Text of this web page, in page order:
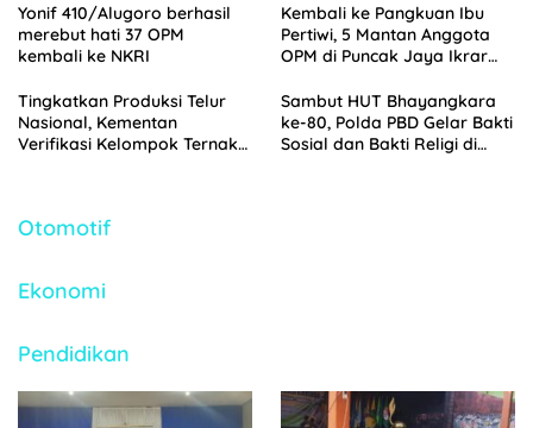
Yonif 410/Alugoro berhasil
merebut hati 37 OPM
kembali ke NKRI
Kembali ke Pangkuan Ibu
Pertiwi, 5 Mantan Anggota
OPM di Puncak Jaya Ikrar
Tingkatkan Produksi Telur
Nasional, Kementan
Verifikasi Kelompok Ternak
Sambut HUT Bhayangkara
ke-80, Polda PBD Gelar Bakti
Sosial dan Bakti Religi di
Otomotif
Ekonomi
Pendidikan